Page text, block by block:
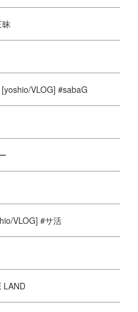
昧
VLOG] #sabaG
VLOG] #サ活
LAND